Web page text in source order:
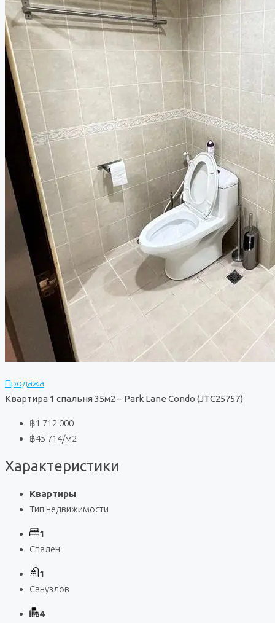
Продажа
Квартира 1 спальня 35м2 – Park Lane Condo (JTC25757)
฿1 712 000
฿45 714/м2
Характеристики
Квартиры
Тип недвижимости
1
Спален
1
Санузлов
4